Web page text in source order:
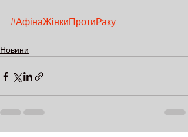
#АфінаЖінкиПротиРаку
Новини